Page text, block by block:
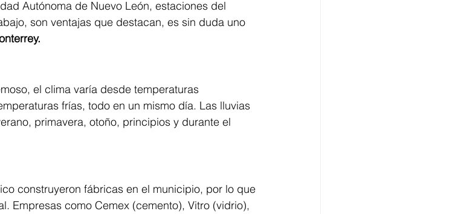
Autónoma de Nuevo León, estaciones del
son ventajas que destacan, es sin duda uno
el clima varía desde temperaturas
frías, todo en un mismo día. Las lluvias
primavera, otoño, principios y durante el
construyeron fábricas en el municipio, por lo que
Empresas como Cemex (cemento), Vitro (vidrio),